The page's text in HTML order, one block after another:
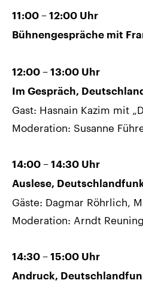
11:00 – 12:00 Uhr
Bühnengespräche mit
12:00 – 13:00 Uhr
Im Gespräch,
Gast: Hasnain Kazim mit
Moderation: Susanne
14:00 – 14:30 Uhr
Auslese,
Gäste: Dagmar Röhrlich,
Moderation: Arndt Reuning
14:30 – 15:00 Uhr
Andruck,